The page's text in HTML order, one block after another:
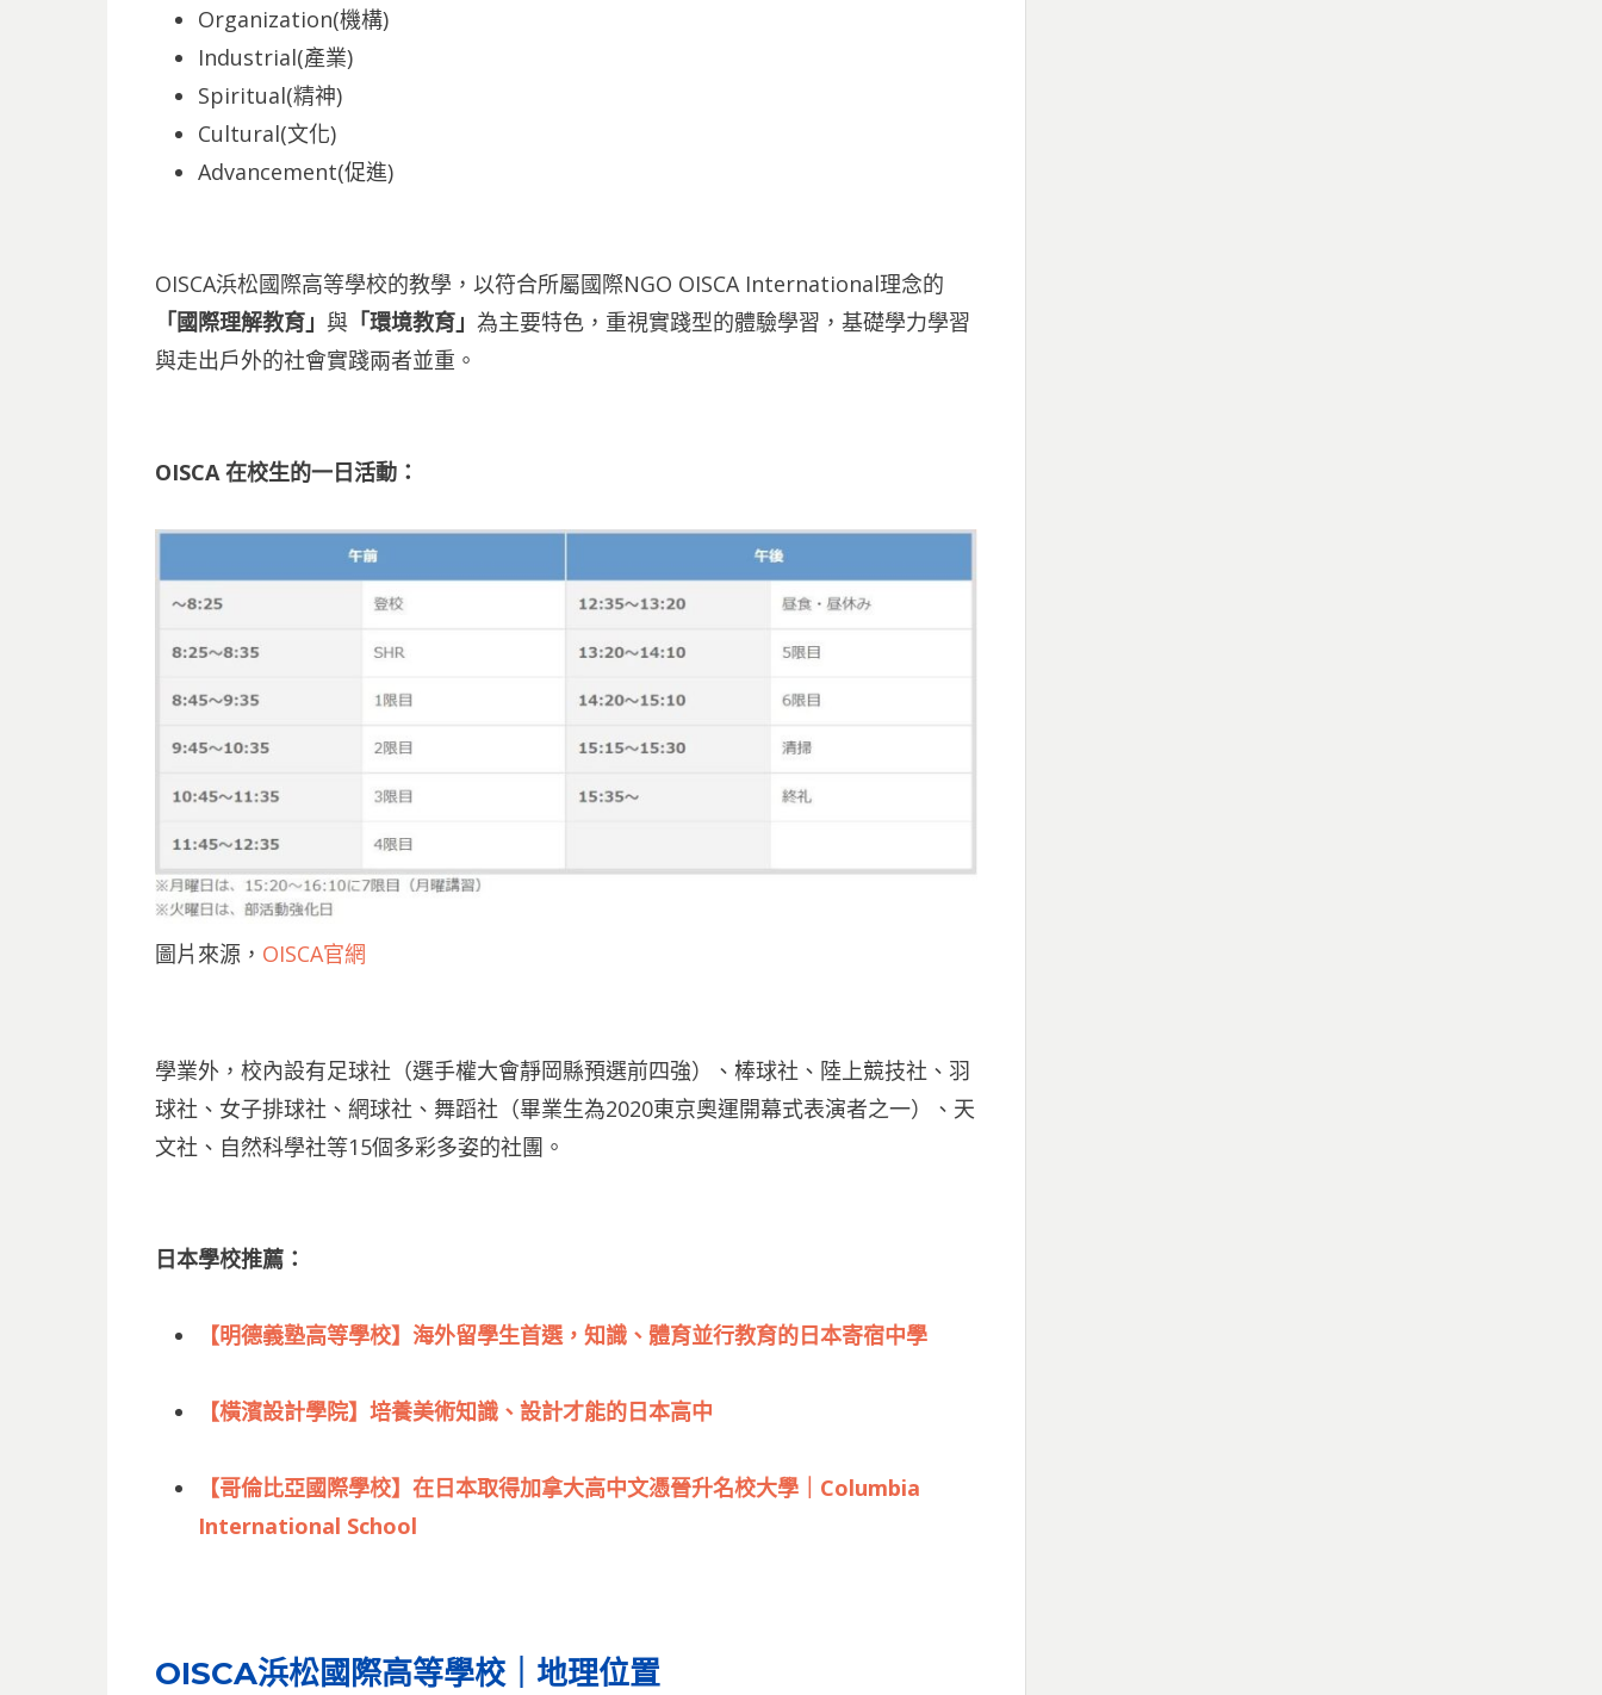
Organization(機構)
Industrial(產業)
Spiritual(精神)
Cultural(文化)
Advancement(促進)
OISCA浜松國際高等學校的教學，以符合所屬國際NGO OISCA International理念的
「國際理解教育」 與「環境教育」 為主要特色，重視實踐型的體驗學習，基礎學力學習
與走出戶外的社會實踐兩者並重。
OISCA 在校生的一日活動：
圖片來源， OISCA官網
學業外，校內設有足球社（選手權大會靜岡縣預選前四強）、棒球社、陸上競技社、羽
球社、女子排球社、網球社、舞蹈社（畢業生為2020東京奧運開幕式表演者之一）、天
文社、自然科學社等15個多彩多姿的社團。
日本學校推薦：
【明德義塾高等學校】海外留學生首選，知識、體育並行教育的日本寄宿中學
【橫濱設計學院】培養美術知識、設計才能的日本高中
【哥倫比亞國際學校】在日本取得加拿大高中文憑晉升名校大學｜Columbia
International School
OISCA浜松國際高等學校｜地理位置